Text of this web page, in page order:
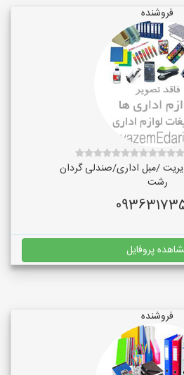
فروشنده
/مبل اداری/صندلی گردان
رشت
پروفایل
فروشنده